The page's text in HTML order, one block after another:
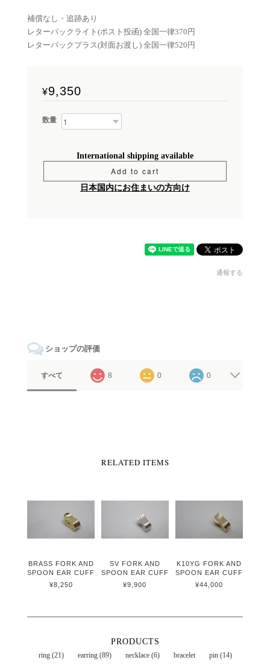
補償なし・追跡あり
レターパックライト(ポスト投函) 全国一律370円
レターパックプラス(対面お渡し) 全国一律520円
¥9,350
数量
International shipping available
Add to cart
日本国内にお住まいの方向け
通報する
ショップの評価
すべて 8 0 0
RELATED ITEMS
BRASS FORK AND
SPOON EAR CUFF
¥8,250
SV FORK AND
SPOON EAR CUFF
¥9,900
K10YG FORK AND
SPOON EAR CUFF
¥44,000
PRODUCTS
ring (21) earring (89) necklace (6) bracelet
pin (14)